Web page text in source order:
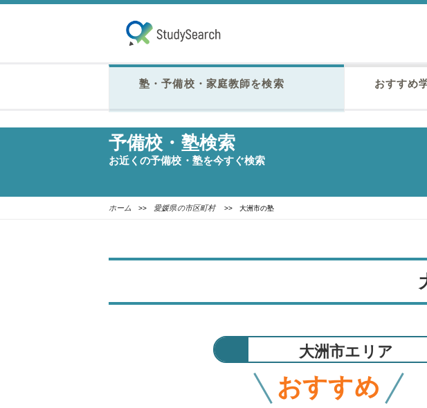
塾・予備校・家庭教師を検索 おすすめ
予備校・塾検索
お近くの予備校・塾を今すぐ検索
ホーム >> 愛媛県の市区町村>> 大洲市の塾
大洲市エリア
おすすめ